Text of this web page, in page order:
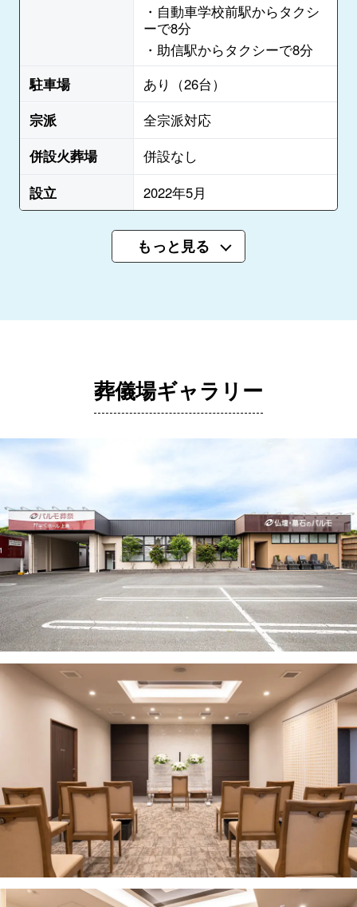
・自動車学校前駅からタクシ
ーで8分
・助信駅からタクシーで8分
駐車場
あり（26台）
宗派
全宗派対応
併設火葬場
併設なし
設立
2022年5月
もっと見る
葬儀場ギャラリー